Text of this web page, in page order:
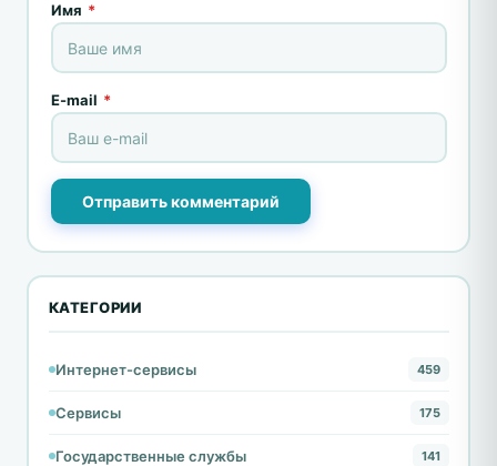
Имя *
E-mail *
Отправить комментарий
КАТЕГОРИИ
Интернет-сервисы 459
Сервисы 175
Государственные службы 141